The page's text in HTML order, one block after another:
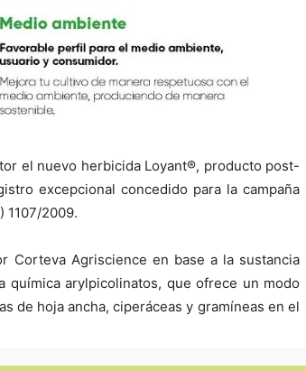
el nuevo herbicida Loyant®, producto post-
excepcional concedido para la campaña
1107/2009.
Corteva Agriscience en base a la sustancia
química arylpicolinatos, que ofrece un modo
de hoja ancha, ciperáceas y gramíneas en el